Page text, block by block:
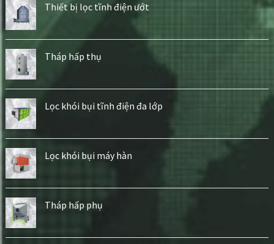
Thiết bị lọc tĩnh điện ướt
Tháp hấp thụ
Lọc khói bụi tĩnh điện đa lớp
Lọc khói bụi máy hàn
Tháp hấp phụ